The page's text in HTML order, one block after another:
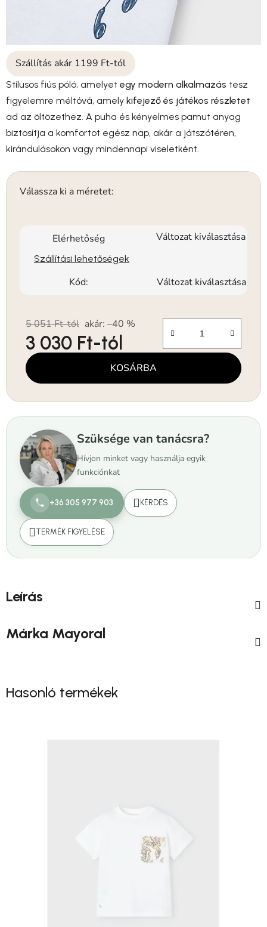
Szállítás akár 1199 Ft-tól
Stílusos fiús póló, amelyet egy modern alkalmazás tesz
figyelemre méltóvá, amely kifejező és játékos részletet
ad az öltözethez. A puha és kényelmes pamut anyag
biztosítja a komfortot egész nap, akár a játszótéren,
kirándulásokon vagy mindennapi viseletként.
Válassza ki a méretet:
Elérhetőség Változat kiválasztása
Szállítási lehetőségek
Kód: Változat kiválasztása
5 051 Ft-tól akár: –40 %
3 030 Ft-tól
Egységár: KOSÁRBA
Szüksége van tanácsra?
Hívjon minket vagy használja egyik
funkciónkat
+36 305 977 903 KÉRDÉS
TERMÉK FIGYELÉSE
Leírás
Márka Mayoral
Hasonló termékek